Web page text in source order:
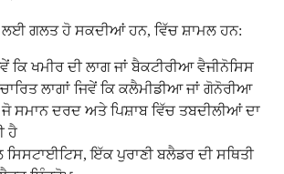
ਗਲਤ ਹੋ ਸਕਦੀਆਂ ਹਨ, ਵਿੱਚ ਸ਼ਾਮਲ ਹਨ:
ਕਿ ਖਮੀਰ ਦੀ ਲਾਗ ਜਾਂ ਬੈਕਟੀਰੀਆ ਵੈਜੀਨੋਸਿਸ
ਲਾਗਾਂ ਜਿਵੇਂ ਕਿ ਕਲੈਮੀਡੀਆ ਜਾਂ ਗੋਨੋਰੀਆ
ਸਮਾਨ ਦਰਦ ਅਤੇ ਪਿਸ਼ਾਬ ਵਿੱਚ ਤਬਦੀਲੀਆਂ ਦਾ
ਹੈ
ਇੱਕ ਪੁਰਾਣੀ ਬਲੈਡਰ ਦੀ ਸਥਿਤੀ